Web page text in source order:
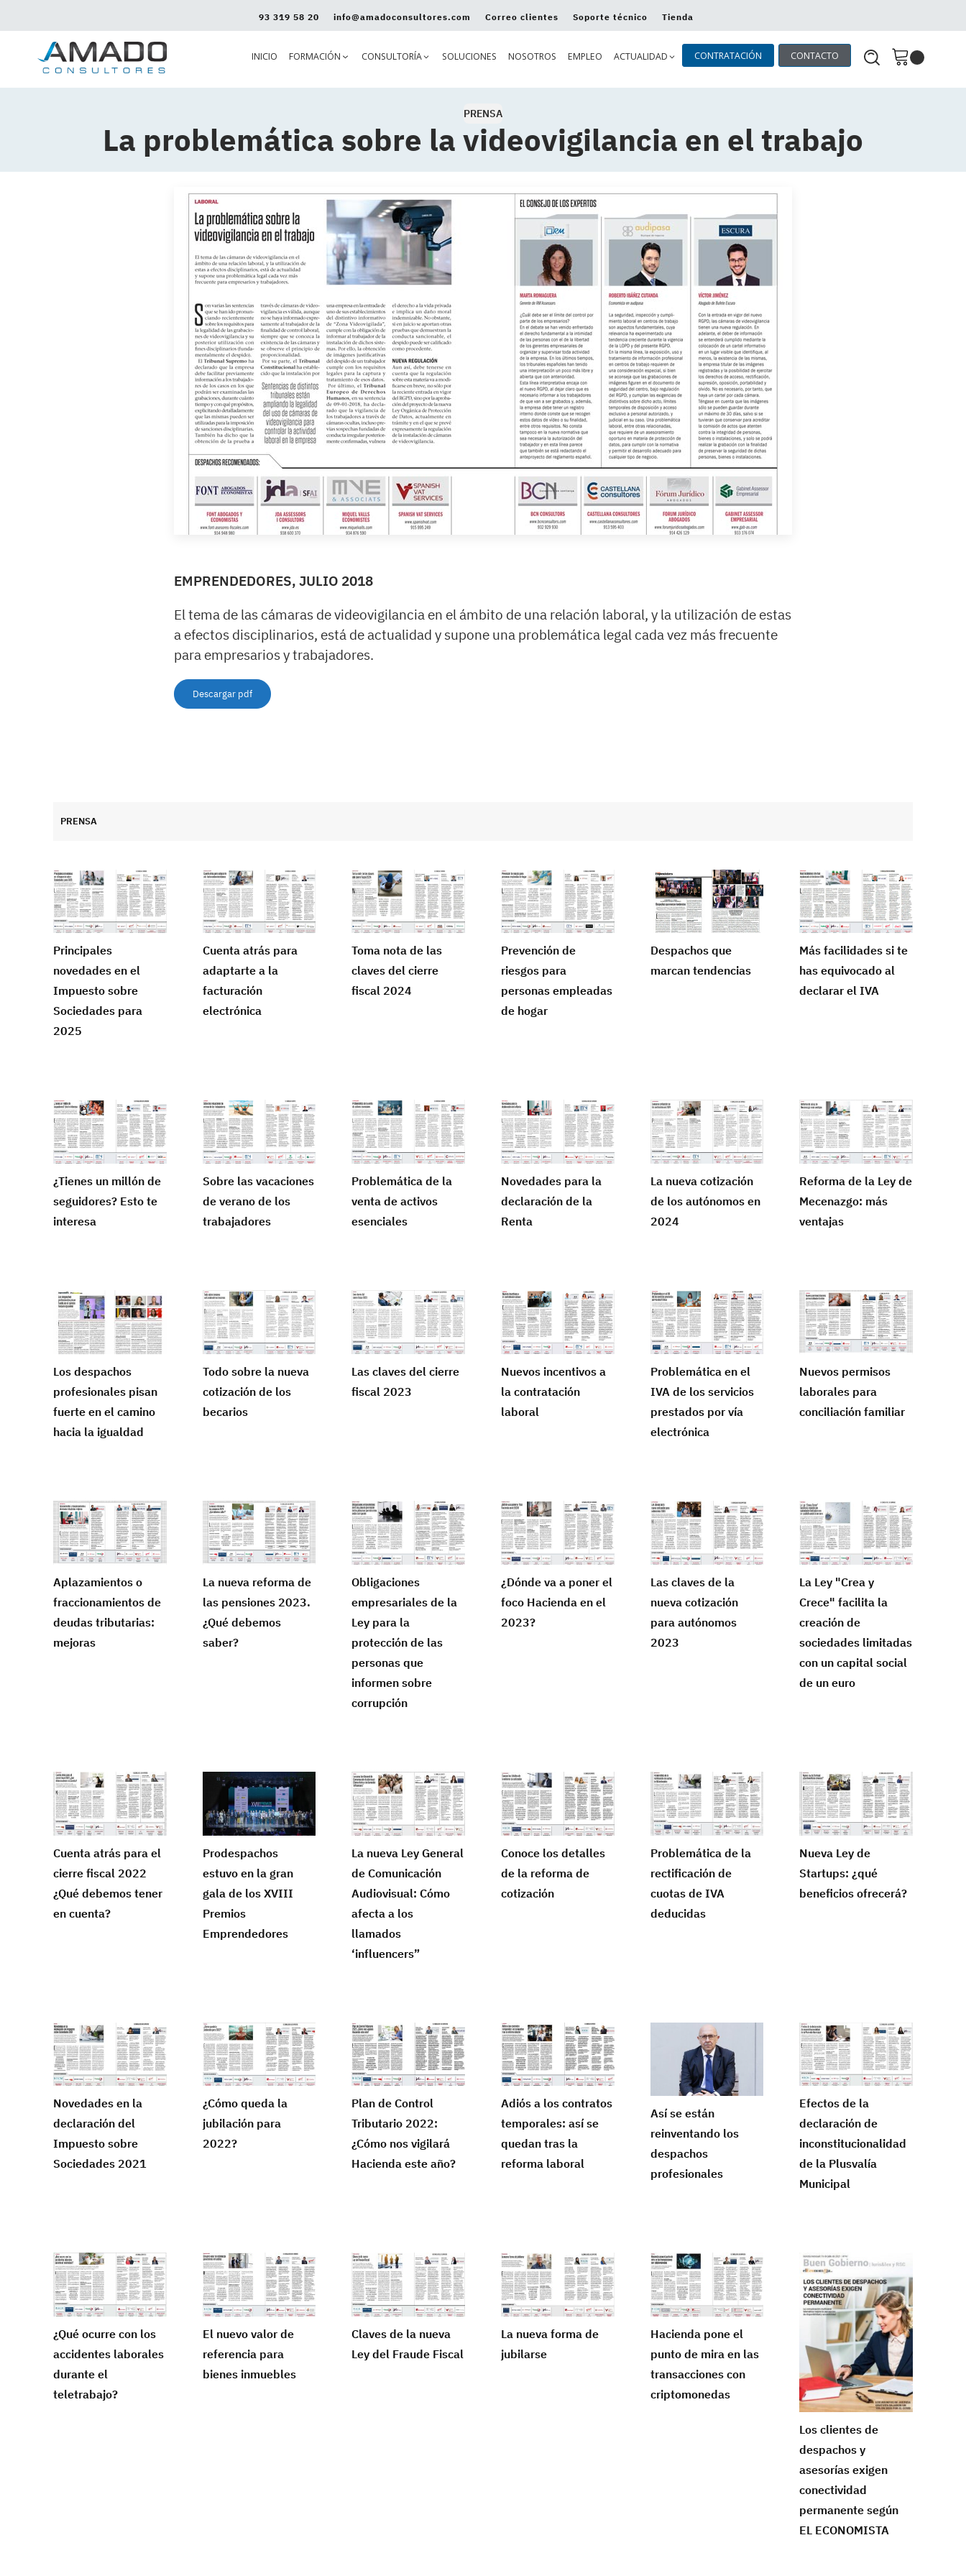
93 319 58 20 info@amadoconsultores.com Correo clientes Soporte técnico Tienda
INICIO FORMACIÓN CONSULTORÍA SOLUCIONES NOSOTROS EMPLEO ACTUALIDAD CONTRATACIÓN CONTACTO
PRENSA
La problemática sobre la videovigilancia en el trabajo
EMPRENDEDORES, JULIO 2018
El tema de las cámaras de videovigilancia en el ámbito de una relación laboral, y la utilización de estas
a efectos disciplinarios, está de actualidad y supone una problemática legal cada vez más frecuente
para empresarios y trabajadores.
Descargar pdf
PRENSA
Principales
novedades en el
Impuesto sobre
Sociedades para
2025
Cuenta atrás para
adaptarte a la
facturación
electrónica
Toma nota de las
claves del cierre
fiscal 2024
Prevención de
riesgos para
personas empleadas
de hogar
Despachos que
marcan tendencias
Más facilidades si te
has equivocado al
declarar el IVA
¿Tienes un millón de
seguidores? Esto te
interesa
Sobre las vacaciones
de verano de los
trabajadores
Problemática de la
venta de activos
esenciales
Novedades para la
declaración de la
Renta
La nueva cotización
de los autónomos en
2024
Reforma de la Ley de
Mecenazgo: más
ventajas
Los despachos
profesionales pisan
fuerte en el camino
hacia la igualdad
Todo sobre la nueva
cotización de los
becarios
Las claves del cierre
fiscal 2023
Nuevos incentivos a
la contratación
laboral
Problemática en el
IVA de los servicios
prestados por vía
electrónica
Nuevos permisos
laborales para
conciliación familiar
Aplazamientos o
fraccionamientos de
deudas tributarias:
mejoras
La nueva reforma de
las pensiones 2023.
¿Qué debemos
saber?
Obligaciones
empresariales de la
Ley para la
protección de las
personas que
informen sobre
corrupción
¿Dónde va a poner el
foco Hacienda en el
2023?
Las claves de la
nueva cotización
para autónomos
2023
La Ley "Crea y
Crece" facilita la
creación de
sociedades limitadas
con un capital social
de un euro
Cuenta atrás para el
cierre fiscal 2022
¿Qué debemos tener
en cuenta?
Prodespachos
estuvo en la gran
gala de los XVIII
Premios
Emprendedores
La nueva Ley General
de Comunicación
Audiovisual: Cómo
afecta a los
llamados
‘influencers”
Conoce los detalles
de la reforma de
cotización
Problemática de la
rectificación de
cuotas de IVA
deducidas
Nueva Ley de
Startups: ¿qué
beneficios ofrecerá?
Novedades en la
declaración del
Impuesto sobre
Sociedades 2021
¿Cómo queda la
jubilación para
2022?
Plan de Control
Tributario 2022:
¿Cómo nos vigilará
Hacienda este año?
Adiós a los contratos
temporales: así se
quedan tras la
reforma laboral
Así se están
reinventando los
despachos
profesionales
Efectos de la
declaración de
inconstitucionalidad
de la Plusvalía
Municipal
¿Qué ocurre con los
accidentes laborales
durante el
teletrabajo?
El nuevo valor de
referencia para
bienes inmuebles
Claves de la nueva
Ley del Fraude Fiscal
La nueva forma de
jubilarse
Hacienda pone el
punto de mira en las
transacciones con
criptomonedas
Los clientes de
despachos y
asesorías exigen
conectividad
permanente según
EL ECONOMISTA